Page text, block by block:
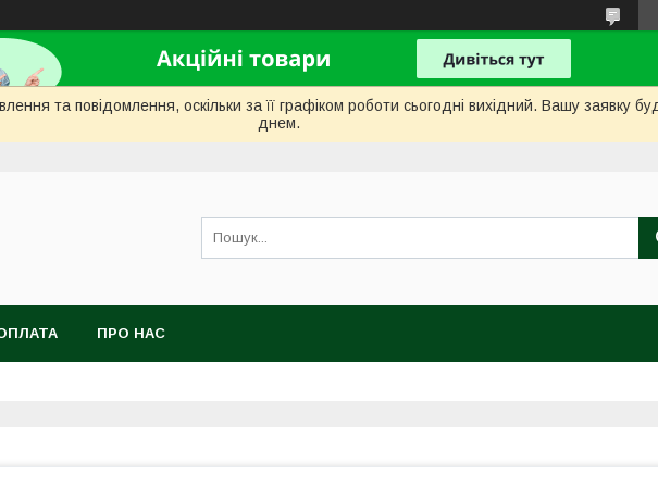
та повідомлення, оскільки за її графіком роботи сьогодні вихідний. Вашу заявку
днем.
ПРО НАС